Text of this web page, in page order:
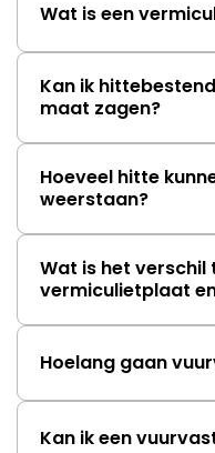
Wat is een
Kan ik
maat zagen?
Hoeveel hitte
weerstaan?
Wat is het verschil
vermiculietplaat
Hoelang gaan
Kan ik een